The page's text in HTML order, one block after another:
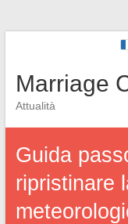
Marriage
Attualità
Guida
ripristinare